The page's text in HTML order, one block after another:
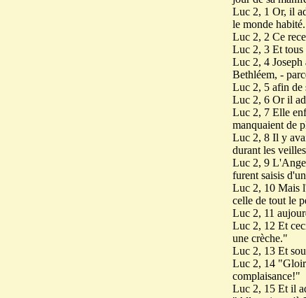
Luc 2, 1 Or, il
le monde habité.
Luc 2, 2 Ce
Luc 2, 3 Et tous
Luc 2, 4 Joseph
Bethléem, -
Luc 2, 5 afin de
Luc 2, 6 Or il
Luc 2, 7 Elle
manquaient de
Luc 2, 8 Il y
durant les
Luc 2, 9 L'Ange
furent saisis
Luc 2, 10 Mais
celle de tout le
Luc 2, 11
Luc 2, 12 Et
une crèche."
Luc 2, 13 Et
Luc 2, 14
complaisance!"
Luc 2, 15 Et il